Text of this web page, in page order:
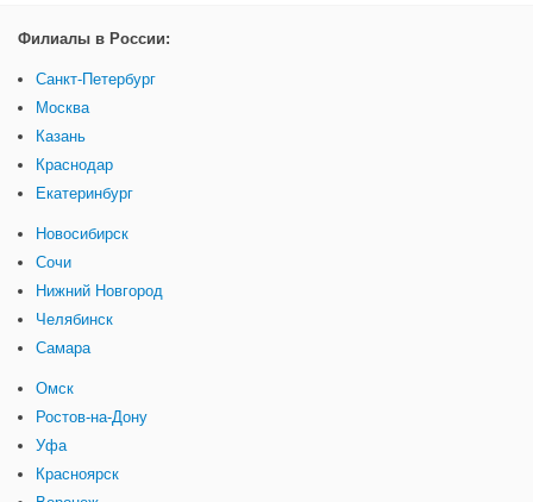
Филиалы в России:
Санкт-Петербург
Москва
Казань
Краснодар
Екатеринбург
Новосибирск
Сочи
Нижний Новгород
Челябинск
Самара
Омск
Ростов-на-Дону
Уфа
Красноярск